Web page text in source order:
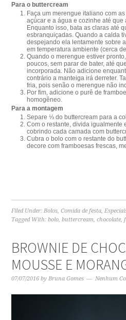
Para o buttercream
Faça um merengue italiano com
açúcar e a água e cozinhe até que
Enquanto isso, bata as claras até
esbranquiçadas. Quando a calda
despejando ela lentamente sobre
em temperatura ambiente (cerca
Quando o merengue estiver
poucos, sem parar de bater, até
incorporada. Não adicione
contrário a manteiga irá derreter.
fria, pois senão o merengue não
Por fim, adicione o purê de
homogêneo.
Para a montagem
Separe ⅓ do buttercream para a
Com o restante, divida igualmente
cobrindo cada camada com
Cubra o bolo com o restante do
decore com framboesas frescas,
Filed Under:Bolos,Comida de festa,
Tagged With:bolo,buttercream,chocolate,
BROWNIE DE
MOUSSE E
07/07/2016 byBruna Gomes Nenhum